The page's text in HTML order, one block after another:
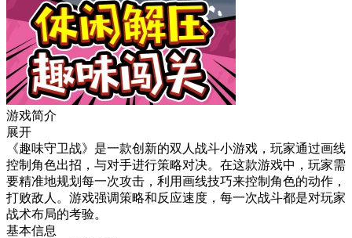
游戏简介
展开
《趣味守卫战》是一款创新的双人战斗小游戏，玩家通过画线
控制角色出招，与对手进行策略对决。在这款游戏中，玩家需
要精准地规划每一次攻击，利用画线技巧来控制角色的动作，
打败敌人。游戏强调策略和反应速度，每一次战斗都是对玩家
战术布局的考验。
基本信息